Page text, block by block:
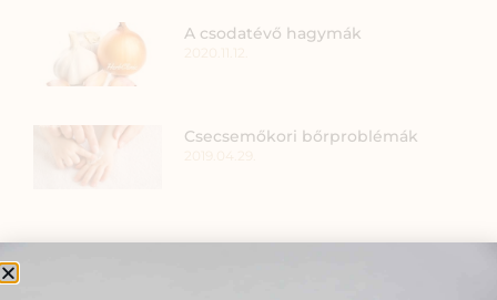
A csodatévő hagymák
Csecsemőkori bőrproblémák